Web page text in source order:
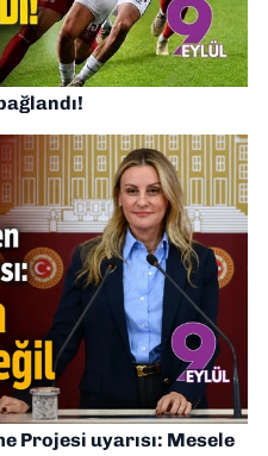
Projesi uyarısı: Mesele